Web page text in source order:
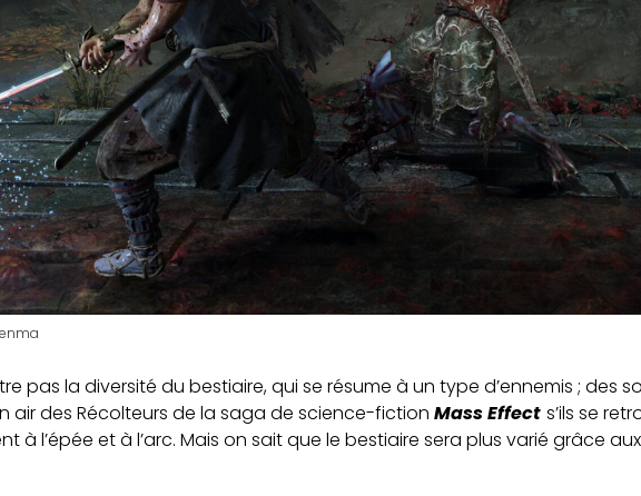
pas la diversité du bestiaire, qui se résume à un type d’ennemis ; des
air des Récolteurs de la saga de science-fiction Mass Effect s’ils se
à l’épée et à l’arc. Mais on sait que le bestiaire sera plus varié grâce